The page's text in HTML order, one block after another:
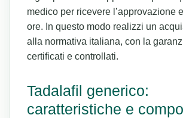
medico per ricevere l’approvazione
ore. In questo modo realizzi un
alla normativa italiana, con la
certificati e controllati.
Tadalafil generico:
caratteristiche e